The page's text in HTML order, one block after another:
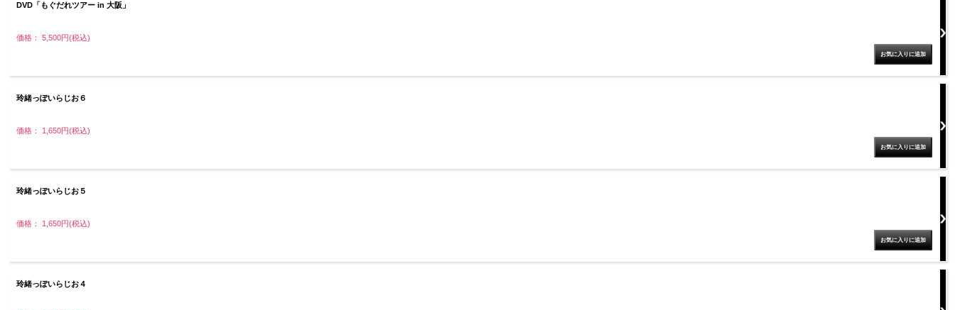
DVD「もぐだれツアー in 大阪」
価格： 5,500円(税込)
玲緒っぽいらじお６
価格： 1,650円(税込)
玲緒っぽいらじお５
価格： 1,650円(税込)
玲緒っぽいらじお４